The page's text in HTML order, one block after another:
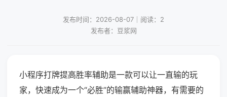
发布时间：2026-08-07｜阅读：2
发布者：豆浆网
小程序打牌提高胜率辅助是一款可以让一直输的玩
家，快速成为一个“必胜”的输赢辅助神器，有需要的